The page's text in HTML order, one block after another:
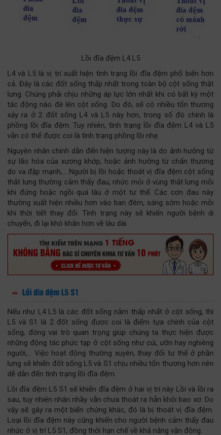
Lồi đĩa đệm L4 L5
L4 và L5 là vị trí xuất hiện tình trạng lồi đĩa đệm phổ biến hơn
cả. Đây là các đốt sống thấp nhất trong toàn bộ cột sống thắt
lưng. Chúng phải chịu những áp lực lớn nhất khi có bất kỳ một
tác động nào đè lên cột sống. Do đó, sẽ có nhiều tổn thương
xảy ra ở 2 đốt sống L4 và L5 này hơn, trong số đó chính là
phồng lồi đĩa đệm. Tuy nhiên, tình trạng lồi đĩa đệm L4 và L5
vẫn có thể được coi là tình trạng phồng lồi nhẹ.
Nguyên nhân chính dẫn đến hiện tượng này là do ảnh hưởng từ
sự lão hóa của xương khớp, hoặc ảnh hưởng từ chấn thương
do va đập mạnh,... Người bị lồi hoặc thoát vị đĩa đệm cột sống
thắt lưng thường cảm thấy đau, nhức mỏi ở vùng thắt lưng mỗi
khi đứng hoặc ngồi quá lâu ở một tư thế. Các cơn đau này
thường xuất hiện nhiều hơn vào ban đêm, sáng sớm hoặc mỗi
khi thời tiết thay đổi. Tình trạng này sẽ khiến người bệnh di
chuyển, đi lại khó khăn hơn về lâu dài.
Lồi đĩa đệm L5 S1
Nếu như L4 L5 là các đốt sống nằm thấp nhất ở cột sống, thì
L5 và S1 là 2 đốt sống được coi là điểm tựa chính của cột
sống, đóng vai trò quan trọng giúp chúng ta thực hiện được
những động tác phức tạp ở cột sống như cúi, ưỡn hay nghiêng
người,... Việc hoạt động thường xuyên, thay đổi tư thế ở phần
lưng sẽ khiến đốt sống L5 và S1 chịu nhiều tổn thương hơn nên
dễ dẫn đến tình trạng lồi đĩa đệm.
Lồi đĩa đệm L5 S1 sẽ khiến đĩa đệm ở hai vị trí này Lồi và lồi ra
sau, tuy nhiên nhân nhầy vẫn chưa thoát ra hẳn khỏi bao xơ. Do
vậy sẽ gây ra một biến chứng khác, đó là bị thoát vị đĩa đệm.
Loại lồi đĩa đệm này cũng khiến cho người bệnh cảm thấy đau
nhức ở vị trí L5 S1, đồng thời hạn chế về khả năng vận động.